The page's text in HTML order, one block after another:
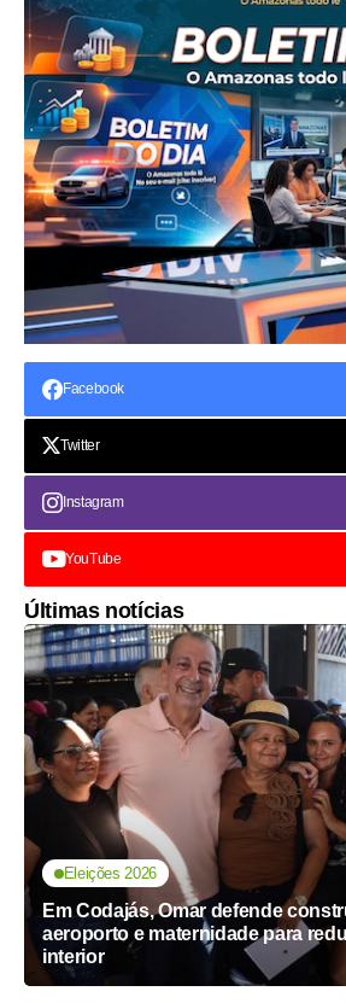
Facebook
Twitter
Instagram
YouTube
Últimas notícias
Eleições 2026
Em Codajás, Omar defende
aeroporto e maternidade para
interior